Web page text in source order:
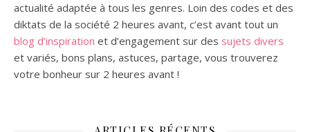
actualité adaptée à tous les genres. Loin des codes et des
diktats de la société 2 heures avant, c’est avant tout un
blog d’inspiration et d’engagement sur des sujets divers
et variés, bons plans, astuces, partage, vous trouverez
votre bonheur sur 2 heures avant !